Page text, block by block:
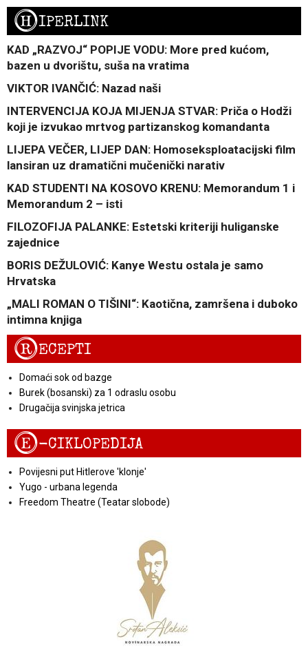
HIPERLINK
KAD „RAZVOJ“ POPIJE VODU: More pred kućom,
bazen u dvorištu, suša na vratima
VIKTOR IVANČIĆ: Nazad naši
INTERVENCIJA KOJA MIJENJA STVAR: Priča o Hodži
koji je izvukao mrtvog partizanskog komandanta
LIJEPA VEČER, LIJEP DAN: Homoseksploatacijski film
lansiran uz dramatični mučenički narativ
KAD STUDENTI NA KOSOVO KRENU: Memorandum 1 i
Memorandum 2 – isti
FILOZOFIJA PALANKE: Estetski kriteriji huliganske
zajednice
BORIS DEŽULOVIĆ: Kanye Westu ostala je samo
Hrvatska
„MALI ROMAN O TIŠINI“: Kaotična, zamršena i duboko
intimna knjiga
RECEPTI
Domaći sok od bazge
Burek (bosanski) za 1 odraslu osobu
Drugačija svinjska jetrica
E-CIKLOPEDIJA
Povijesni put Hitlerove 'klonje'
Yugo - urbana legenda
Freedom Theatre (Teatar slobode)